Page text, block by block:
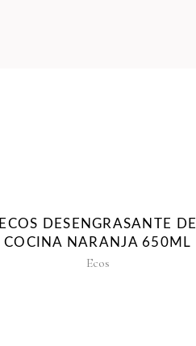
ECOS DESENGRASANTE DE
COCINA NARANJA 650ML
Ecos